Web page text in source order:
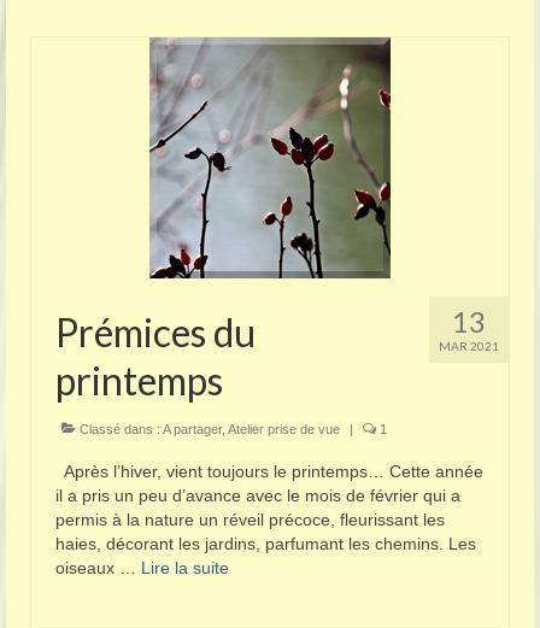
13
MAR 2021
Prémices du
printemps
Classé dans : A partager, Atelier prise de vue | 1
Après l’hiver, vient toujours le printemps… Cette année
il a pris un peu d’avance avec le mois de février qui a
permis à la nature un réveil précoce, fleurissant les
haies, décorant les jardins, parfumant les chemins. Les
oiseaux … Lire la suite­­